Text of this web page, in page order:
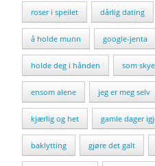
roser i speilet dårlig dating
å holde munn google-jenta
holde deg i hånden som
ensom alene jeg er meg selv
kjærlig og het gamle dager
baklytting gjøre det galt